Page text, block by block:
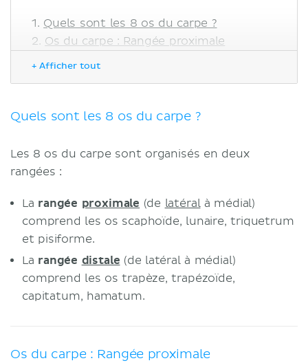
Quels sont les 8 os du carpe ?
Os du carpe : Rangée proximale
Os pisiforme
Os trapèze
Os hamatum
Moyen mnémotechnique pour retenir
les os du carpe
Fonction des os du carpe et articulation
avec la main
Notes cliniques
+ Afficher tout
Quels sont les 8 os du carpe ?
Les 8 os du carpe sont organisés en deux
rangées :
La rangée proximale (de latéralà médial)
comprend les os scaphoïde, lunaire, triquetrum
et pisiforme.
La rangée distale (de latéral à médial)
comprend les os trapèze, trapézoïde,
capitatum, hamatum.
Os du carpe : Rangée proximale